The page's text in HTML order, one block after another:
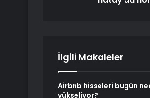
İlgili Makaleler
Airbnb hisseleri bugün
yükseliyor?